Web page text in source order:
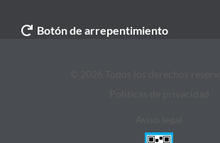
Botón de arrepentimiento